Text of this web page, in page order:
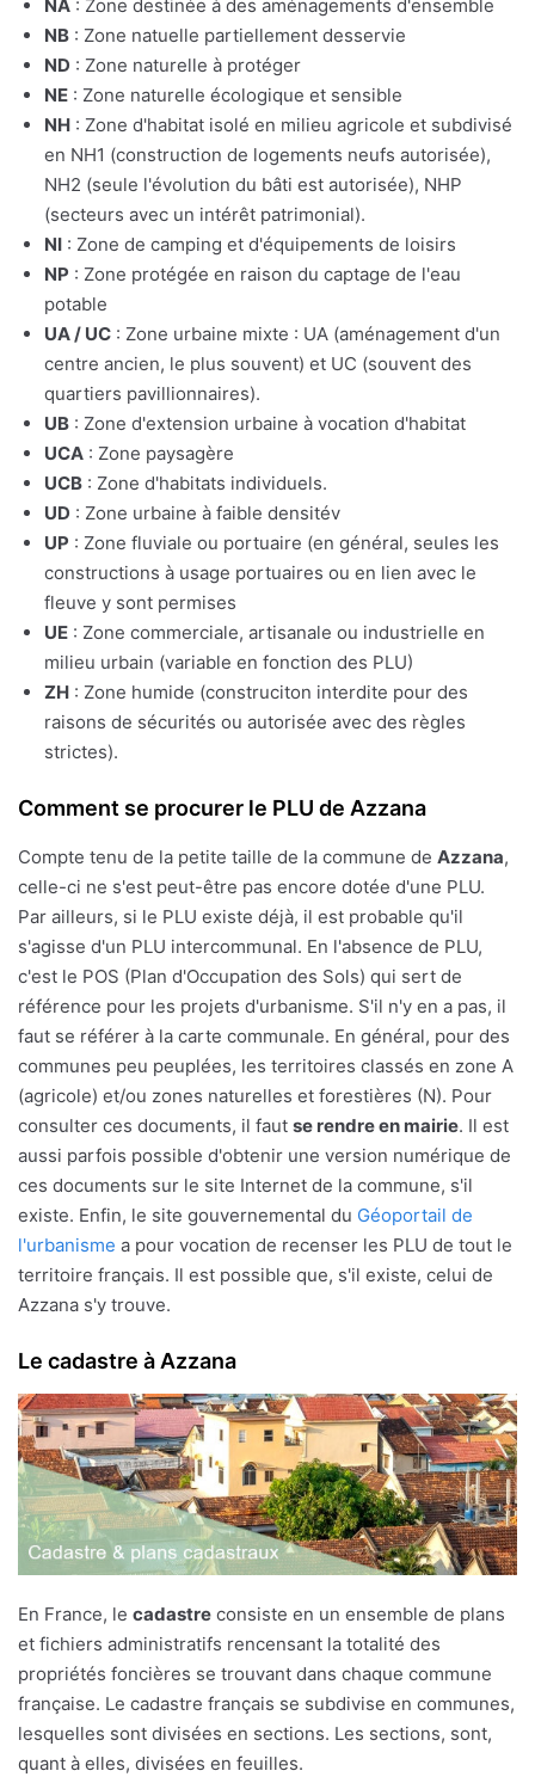
NA : Zone destinée à des aménagements d'ensemble
NB : Zone natuelle partiellement desservie
ND : Zone naturelle à protéger
NE : Zone naturelle écologique et sensible
NH : Zone d'habitat isolé en milieu agricole et subdivisé
en NH1 (construction de logements neufs autorisée),
NH2 (seule l'évolution du bâti est autorisée), NHP
(secteurs avec un intérêt patrimonial).
NI : Zone de camping et d'équipements de loisirs
NP : Zone protégée en raison du captage de l'eau
potable
UA / UC : Zone urbaine mixte : UA (aménagement d'un
centre ancien, le plus souvent) et UC (souvent des
quartiers pavillionnaires).
UB : Zone d'extension urbaine à vocation d'habitat
UCA : Zone paysagère
UCB : Zone d'habitats individuels.
UD : Zone urbaine à faible densitév
UP : Zone fluviale ou portuaire (en général, seules les
constructions à usage portuaires ou en lien avec le
fleuve y sont permises
UE : Zone commerciale, artisanale ou industrielle en
milieu urbain (variable en fonction des PLU)
ZH : Zone humide (construciton interdite pour des
raisons de sécurités ou autorisée avec des règles
strictes).
Comment se procurer le PLU de Azzana
Compte tenu de la petite taille de la commune de Azzana,
celle-ci ne s'est peut-être pas encore dotée d'une PLU.
Par ailleurs, si le PLU existe déjà, il est probable qu'il
s'agisse d'un PLU intercommunal. En l'absence de PLU,
c'est le POS (Plan d'Occupation des Sols) qui sert de
référence pour les projets d'urbanisme. S'il n'y en a pas, il
faut se référer à la carte communale. En général, pour des
communes peu peuplées, les territoires classés en zone A
(agricole) et/ou zones naturelles et forestières (N). Pour
consulter ces documents, il faut se rendre en mairie. Il est
aussi parfois possible d'obtenir une version numérique de
ces documents sur le site Internet de la commune, s'il
existe. Enfin, le site gouvernemental du Géoportail de
l'urbanisme a pour vocation de recenser les PLU de tout le
territoire français. Il est possible que, s'il existe, celui de
Azzana s'y trouve.
Le cadastre à Azzana
En France, le cadastre consiste en un ensemble de plans
et fichiers administratifs rencensant la totalité des
propriétés foncières se trouvant dans chaque commune
française. Le cadastre français se subdivise en communes,
lesquelles sont divisées en sections. Les sections, sont,
quant à elles, divisées en feuilles.